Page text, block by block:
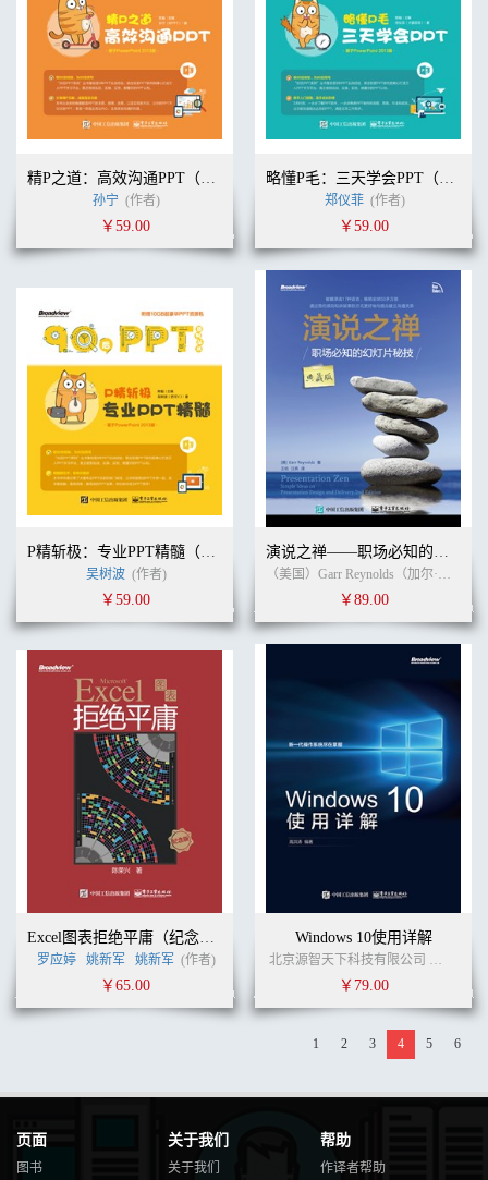
精P之道：高效沟通PPT（全彩）
孙宁 (作者)
￥59.00
略懂P毛：三天学会PPT（全彩）
郑仪菲 (作者)
￥59.00
P精斩极：专业PPT精髓（全彩）
吴树波 (作者)
￥59.00
演说之禅——职场必知的幻灯片秘技（典藏版）
（美国）Garr Reynolds（加尔·雷纳德） (作者)
￥89.00
Excel图表拒绝平庸（纪念版）
罗应婷 姚新军 姚新军 (作者)
￥65.00
Windows 10使用详解
北京源智天下科技有限公司张启玉
￥79.00
1 2 3 4 5 6
页面
图书
关于我们
关于我们
帮助
作译者帮助